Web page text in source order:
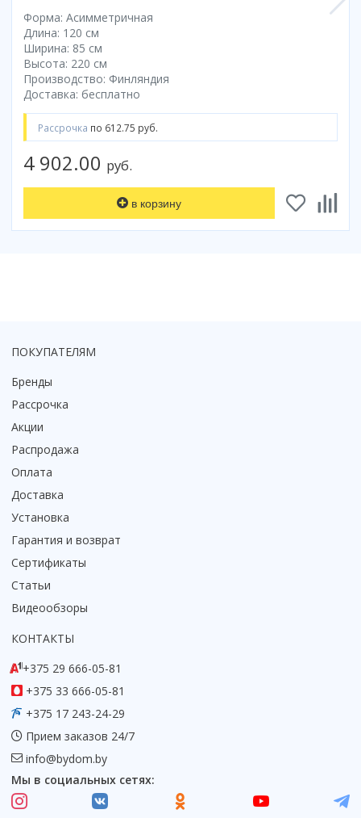
Форма: Асимметричная
Длина: 120 см
Ширина: 85 см
Высота: 220 см
Производство: Финляндия
Доставка: бесплатно
Рассрочка по 612.75 руб.
4 902.00 руб.
в корзину
ПОКУПАТЕЛЯМ
Бренды
Рассрочка
Акции
Распродажа
Оплата
Доставка
Установка
Гарантия и возврат
Сертификаты
Статьи
Видеообзоры
КОНТАКТЫ
+375 29 666-05-81
+375 33 666-05-81
+375 17 243-24-29
Прием заказов 24/7
info@bydom.by
Мы в социальных сетях: